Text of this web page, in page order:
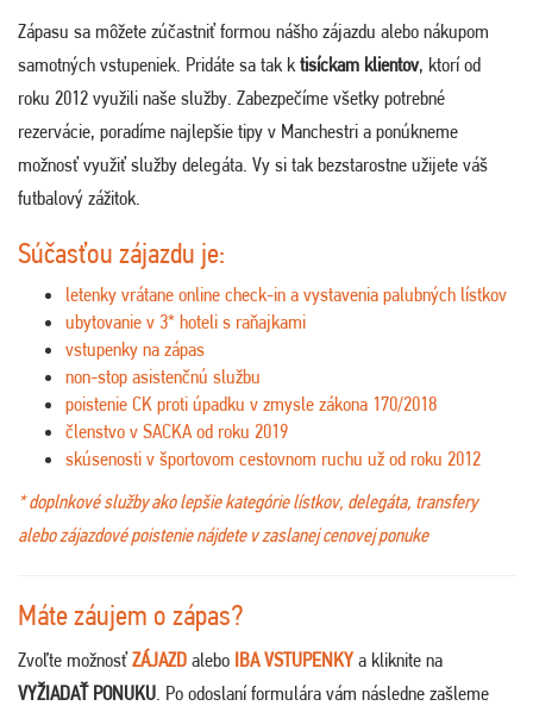
Zápasu sa môžete zúčastniť formou nášho zájazdu alebo nákupom
samotných vstupeniek. Pridáte sa tak ktisíckam klientov, ktorí od
roku 2012 využili naše služby. Zabezpečíme všetky potrebné
rezervácie, poradíme najlepšie tipy v Manchestri a ponúkneme
možnosť využiť služby delegáta. Vy si tak bezstarostne užijete váš
futbalový zážitok.
Súčasťou zájazdu je:
letenky vrátane online check-in a vystavenia palubných lístkov
ubytovanie v 3* hoteli s raňajkami
vstupenky na zápas
non-stop asistenčnú službu
poistenie CK proti úpadku v zmysle zákona 170/2018
členstvo v SACKA od roku 2019
skúsenosti v športovom cestovnom ruchu už od roku 2012
* doplnkové služby ako lepšie kategórie lístkov, delegáta, transfery
alebo zájazdové poistenie nájdete v zaslanej cenovej ponuke
Máte záujem o zápas?
Zvoľte možnosťZÁJAZD alebo IBA VSTUPENKY a kliknite na
VYŽIADAŤ PONUKU. Po odoslaní formulára vám následne zašleme